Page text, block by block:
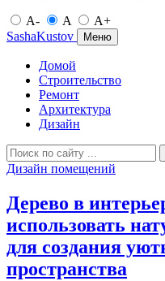
A- A
A+
SashaKustov
Меню
Домой
Строительство
Ремонт
Архитектура
Дизайн
Дизайн помещений
Дерево в
использовать
для создания
пространства